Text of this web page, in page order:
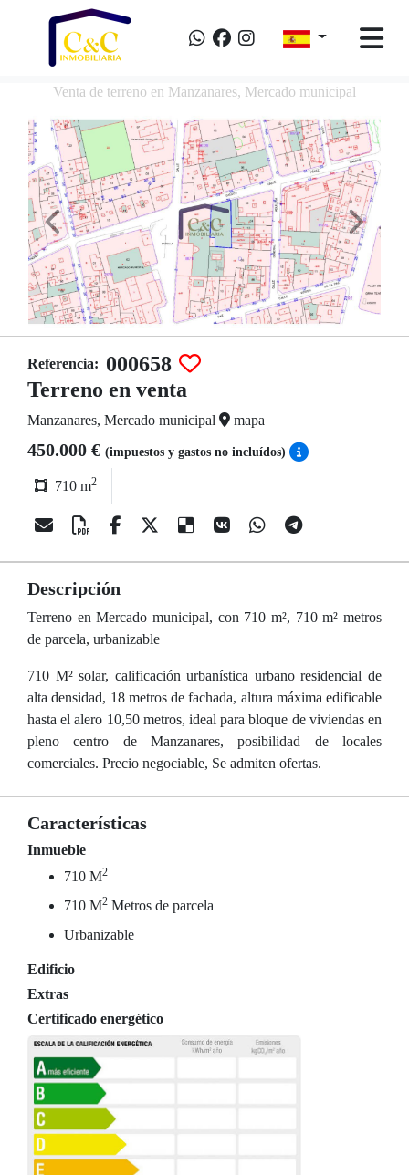
Venta de terreno en Manzanares, Mercado municipal
Referencia: 000658
Terreno en venta
Manzanares, Mercado municipal mapa
450.000 € (impuestos y gastos no incluídos)
710 m2
Descripción
Terreno en Mercado municipal, con 710 m², 710 m² metros
de parcela, urbanizable
710 M² solar, calificación urbanística urbano residencial de
alta densidad, 18 metros de fachada, altura máxima edificable
hasta el alero 10,50 metros, ideal para bloque de viviendas en
pleno centro de Manzanares, posibilidad de locales
comerciales. Precio negociable, Se admiten ofertas.
Características
Inmueble
710 M2
710 M2 Metros de parcela
Urbanizable
Edificio
Extras
Certificado energético